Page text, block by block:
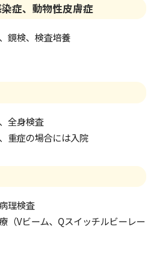
症、動物性皮膚症
鏡検、検査培養
全身検査
重症の場合には入院
理検査
（Vビーム、Qスイッチルビーレー